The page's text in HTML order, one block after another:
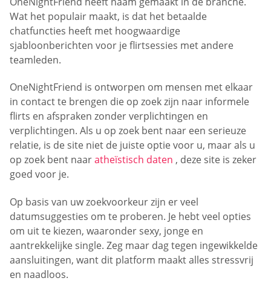
Wat het populair maakt, is dat het betaalde
chatfuncties heeft met hoogwaardige
sjabloonberichten voor je flirtsessies met andere
teamleden.
OneNightFriend is ontworpen om mensen met elkaar
in contact te brengen die op zoek zijn naar informele
flirts en afspraken zonder verplichtingen en
verplichtingen. Als u op zoek bent naar een serieuze
relatie, is de site niet de juiste optie voor u, maar als u
op zoek bent naaratheïstisch daten , deze site is zeker
goed voor je.
Op basis van uw zoekvoorkeur zijn er veel
datumsuggesties om te proberen. Je hebt veel opties
om uit te kiezen, waaronder sexy, jonge en
aantrekkelijke single. Zeg maar dag tegen ingewikkelde
aansluitingen, want dit platform maakt alles stressvrij
en naadloos.